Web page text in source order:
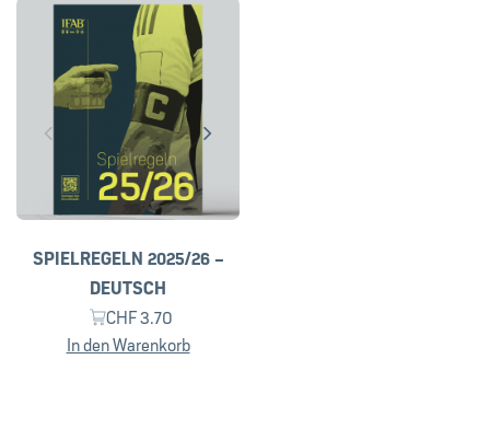
SPIELREGELN 2025/26 –
DEUTSCH
CHF3.70
In den Warenkorb